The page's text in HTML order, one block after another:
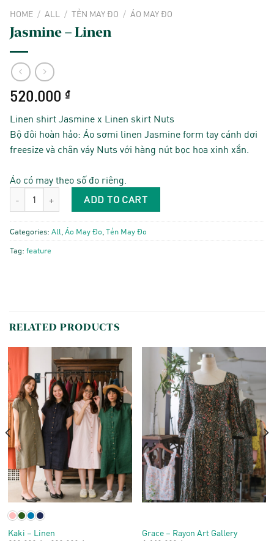
HOME / ALL / TẺN MAY ĐO / ÁO MAY ĐO
Jasmine – Linen
520.000 ₫
Linen shirt Jasmine x Linen skirt Nuts
Bộ đôi hoàn hảo: Áo sơmi linen Jasmine form tay cánh dơi
freesize và chân váy Nuts với hàng nút bọc hoa xinh xắn.
Áo có may theo số đo riêng.
Jasmine - Linen quantityADD TO CART
Categories: All,Áo May Đo,Tẻn May Đo
Tag: feature
RELATED PRODUCTS
Kaki – Linen
Grace – Rayon Art Gallery